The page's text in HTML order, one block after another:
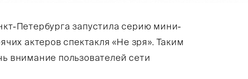
Петербурга запустила серию мини-
актеров спектакля «Не зря». Таким
внимание пользователей сети